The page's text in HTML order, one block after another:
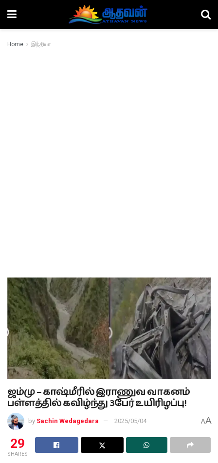
Home இந்தியா
ஜம்மு – காஷ்மீரில் இராணுவ வாகனம்
பள்ளத்தில் கவிழ்ந்து 3பேர் உயிரிழப்பு!
by Sachin Wedagedara 2025/05/04 AA
29
SHARES